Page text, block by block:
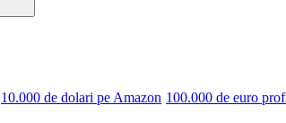
10.000 de dolari pe Amazon 100.000 de euro